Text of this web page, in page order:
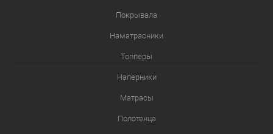
Покрывала
Наматрасники
Топперы
Наперники
Матрасы
Полотенца